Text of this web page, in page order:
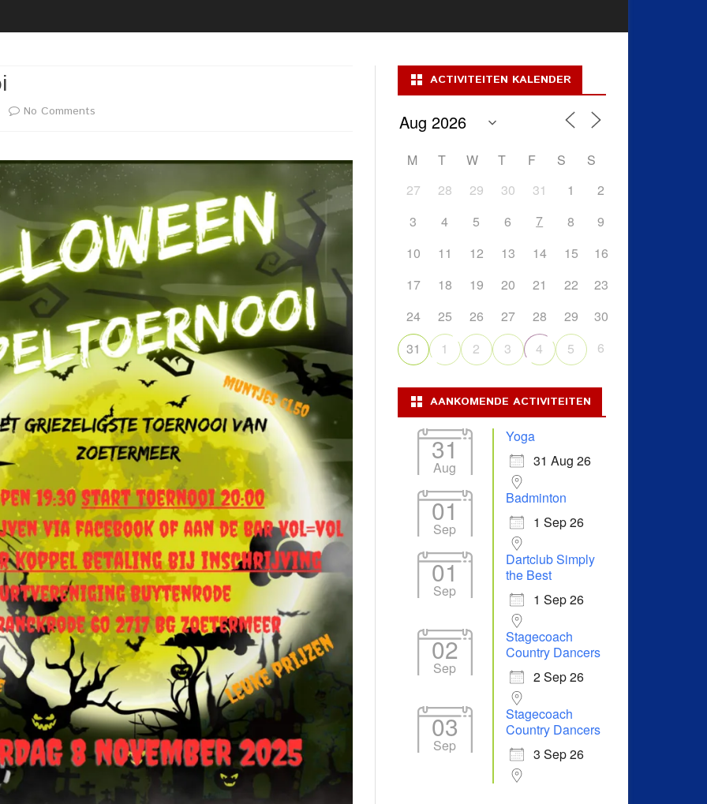
WEBSITE
2020 02 29 KOPPEL
No Comments
Koppeltoernooi
ACTIVITEITEN KALENDER
M T W T F S
S
27
28 29 30 31 1
2
3
4 5 6 7 8
9
10
11 12 13 14 15
16
17
18 19 20 21 22
23
24
25 26 27 28 29
30
31
1 2 3 4 5 6
AANKOMENDE ACTIVITEITEN
31
Aug
Yoga
31 Aug 26
01
Sep
Badminton
1 Sep 26
01
Sep
Dartclub Simply
the Best
1 Sep 26
02
Sep
Stagecoach
Country Dancers
2 Sep 26
03
Sep
Stagecoach
Country Dancers
3 Sep 26